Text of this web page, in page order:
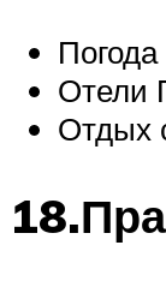
Отели
Отдых